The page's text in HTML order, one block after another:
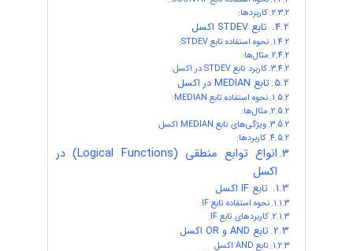
کاربردها:
تابع STDEV اکسل
نحوه استفاده تابع STDEV:
مثال‌ها:
کاربرد تابع STDEV در اکسل:
تابع MEDIAN در اکسل
نحوه استفاده تابع MEDIAN:
مثال‌ها:
ویژگی‌های تابع MEDIAN اکسل:
کاربردها:
انواع توابع منطقی (Logical Functions) در
اکسل
تابع IF اکسل
نحوه استفاده تابع IF:
کاربردهای تابع IF:
تابع AND و OR اکسل
تابع AND اکسل